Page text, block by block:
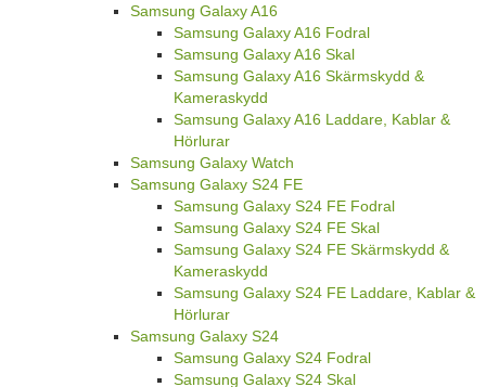
Samsung Galaxy A16
Samsung Galaxy A16 Fodral
Samsung Galaxy A16 Skal
Samsung Galaxy A16 Skärmskydd &
Kameraskydd
Samsung Galaxy A16 Laddare, Kablar &
Hörlurar
Samsung Galaxy Watch
Samsung Galaxy S24 FE
Samsung Galaxy S24 FE Fodral
Samsung Galaxy S24 FE Skal
Samsung Galaxy S24 FE Skärmskydd &
Kameraskydd
Samsung Galaxy S24 FE Laddare, Kablar &
Hörlurar
Samsung Galaxy S24
Samsung Galaxy S24 Fodral
Samsung Galaxy S24 Skal